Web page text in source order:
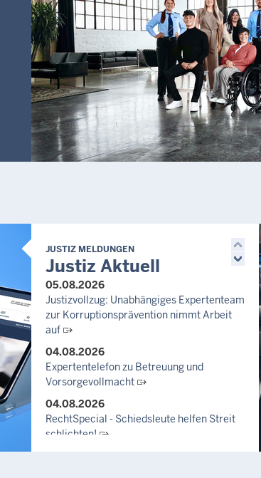
JUSTIZ MELDUNGEN
Justiz Aktuell
05.08.2026
Justizvollzug: Unabhängiges Expertenteam
zur Korruptionsprävention nimmt Arbeit
auf
04.08.2026
Expertentelefon zu Betreuung und
Vorsorgevollmacht
04.08.2026
RechtSpecial - Schiedsleute helfen Streit
schlichten!